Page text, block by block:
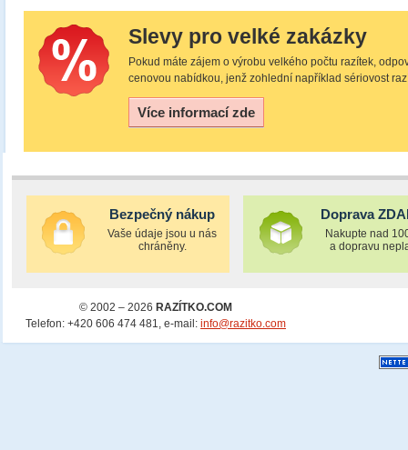
Slevy pro velké zakázky
Pokud máte zájem o výrobu velkého počtu razítek,
cenovou nabídkou, jenž zohlední například sériovost
Více informací zde
Bezpečný nákup
Vaše údaje jsou u nás
chráněny.
Doprava
Nakupte nad
a dopravu
© 2002 – 2026 RAZÍTKO.COM
Telefon: +420 606 474 481, e-mail: info@razitko.com